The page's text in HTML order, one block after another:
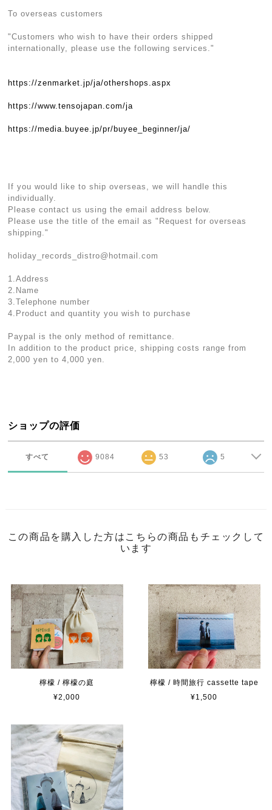
To overseas customers
"Customers who wish to have their orders shipped
internationally, please use the following services."
https://zenmarket.jp/ja/othershops.aspx
https://www.tensojapan.com/ja
https://media.buyee.jp/pr/buyee_beginner/ja/
If you would like to ship overseas, we will handle this
individually.
Please contact us using the email address below.
Please use the title of the email as "Request for overseas
shipping."
holiday_records_distro@hotmail.com
1.Address
2.Name
3.Telephone number
4.Product and quantity you wish to purchase
Paypal is the only method of remittance.
In addition to the product price, shipping costs range from
2,000 yen to 4,000 yen.
ショップの評価
すべて 9084 53 5
この商品を購入した方はこちらの商品もチェックして
います
檸檬 / 檸檬の庭
¥2,000
檸檬 / 時間旅行 cassette tape
¥1,500